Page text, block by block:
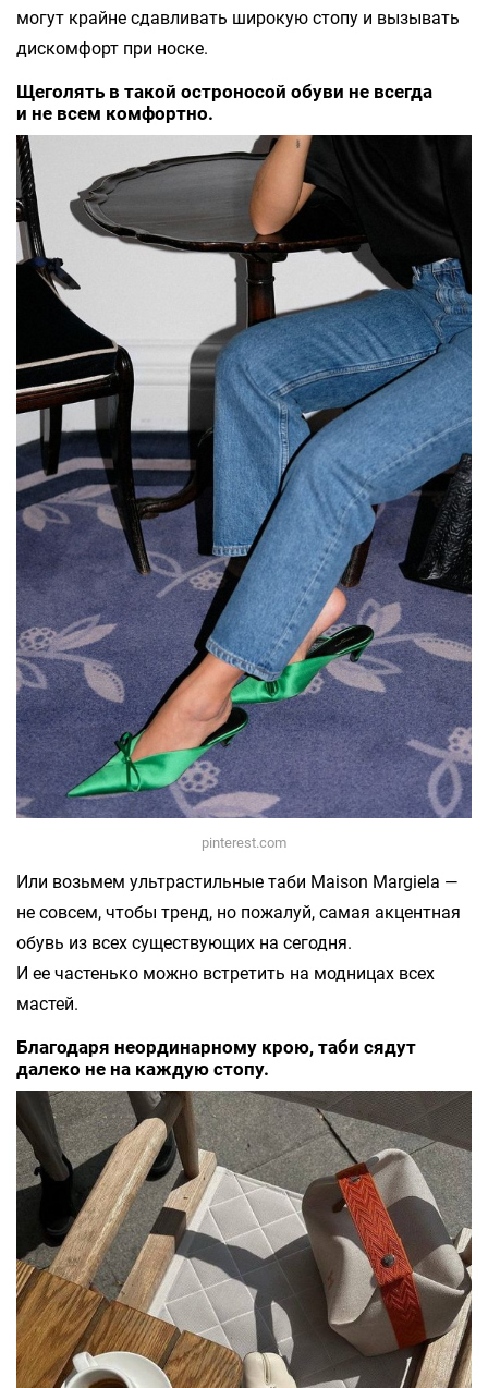
могут крайне сдавливать широкую стопу и вызывать
дискомфорт при носке.
Щеголять в такой остроносой обуви не всегда
и не всем комфортно.
pinterest.com
Или возьмем ультрастильные таби Maison Margiela —
не совсем, чтобы тренд, но пожалуй, самая акцентная
обувь из всех существующих на сегодня.
И ее частенько можно встретить на модницах всех
мастей.
Благодаря неординарному крою, таби сядут
далеко не на каждую стопу.